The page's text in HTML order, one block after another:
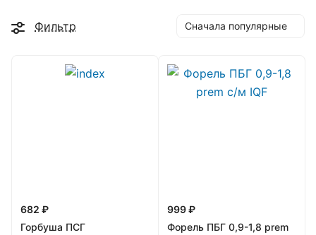
Фильтр Сначала популярные
682 ₽
Горбуша ПСГ
999 ₽
Форель ПБГ 0,9-1,8 prem